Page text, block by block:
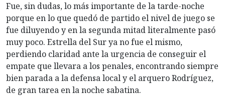
Fue, sin dudas, lo más importante de la tarde-noche
porque en lo que quedó de partido el nivel de juego se
fue diluyendo y en la segunda mitad literalmente pasó
muy poco. Estrella del Sur ya no fue el mismo,
perdiendo claridad ante la urgencia de conseguir el
empate que llevara a los penales, encontrando siempre
bien parada a la defensa local y el arquero Rodríguez,
de gran tarea en la noche sabatina.